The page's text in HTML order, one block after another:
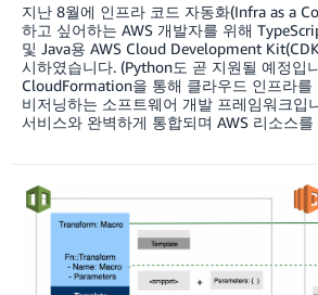
지난 8월에 인프라 코드 자동화(Infra as a
하고 싶어하는 AWS 개발자를 위해
및 Java용 AWS Cloud Development
시하였습니다. (Python도 곧 지원될 예정입
CloudFormation을 통해 클라우드 인프라를
비저닝하는 소프트웨어 개발 프레임워크입
서비스와 완벽하게 통합되며 AWS 리소스